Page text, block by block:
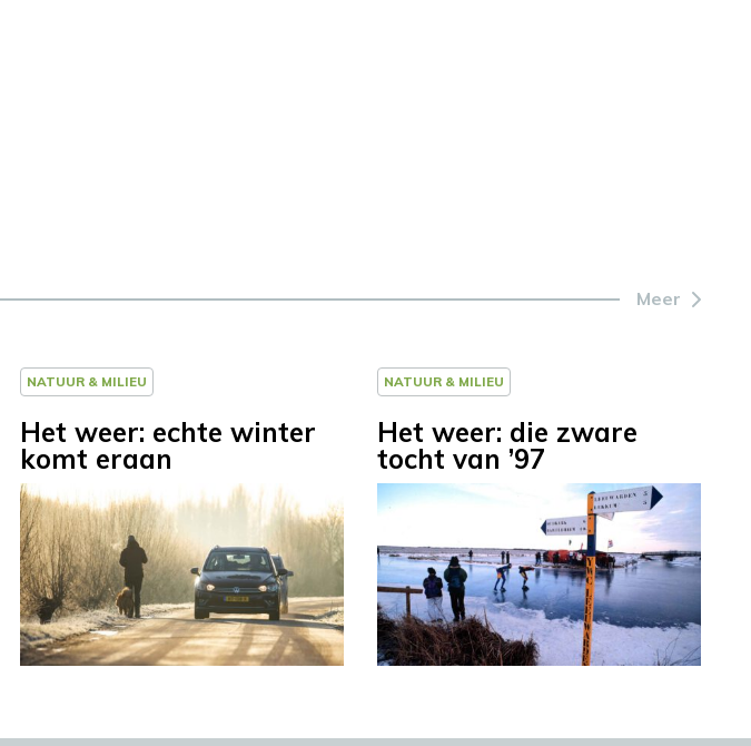
Meer
NATUUR & MILIEU
Het weer: echte winter
komt eraan
NATUUR & MILIEU
Het weer: die zware
tocht van ’97